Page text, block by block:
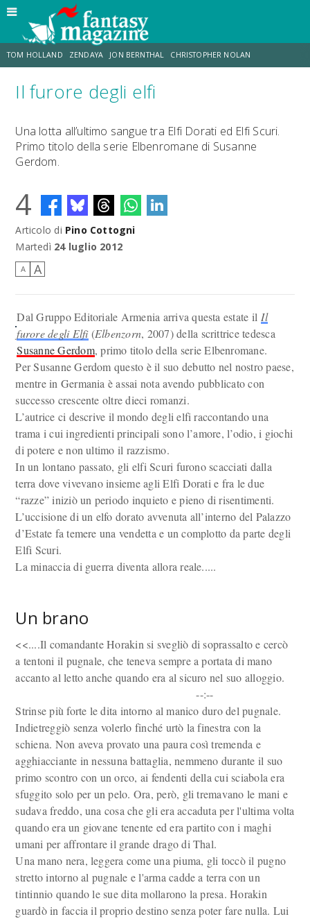
TOM HOLLAND ZENDAYA JON BERNTHAL CHRISTOPHER NOLAN
STRANIMONDI LUCCA COMICS & GAMES
DESTIN DANIEL CRETTON ERIK SOMMERS
Il furore degli elfi
Una lotta all’ultimo sangue tra Elfi Dorati ed Elfi Scuri.
Primo titolo della serie Elbenromane di Susanne
Gerdom.
4
Articolo di Pino Cottogni
Martedì 24 luglio 2012
A A
Dal Gruppo Editoriale Armenia arriva questa estate il Il
furore degli Elfi(Elbenzorn, 2007) della scrittrice tedesca
Susanne Gerdom, primo titolo della serie Elbenromane.
Per Susanne Gerdom questo è il suo debutto nel nostro paese,
mentre in Germania è assai nota avendo pubblicato con
successo crescente oltre dieci romanzi.
L’autrice ci descrive il mondo degli elfi raccontando una
trama i cui ingredienti principali sono l’amore, l’odio, i giochi
di potere e non ultimo il razzismo.
In un lontano passato, gli elfi Scuri furono scacciati dalla
terra dove vivevano insieme agli Elfi Dorati e fra le due
“razze” iniziò un periodo inquieto e pieno di risentimenti.
L’uccisione di un elfo dorato avvenuta all’interno del Palazzo
d’Estate fa temere una vendetta e un complotto da parte degli
Elfi Scuri.
La minaccia di guerra diventa allora reale.....
Un brano
<<....Il comandante Horakin si svegliò di soprassalto e cercò
a tentoni il pugnale, che teneva sempre a portata di mano
accanto al letto anche quando era al sicuro nel suo alloggio.
--:--
Strinse più forte le dita intorno al manico duro del pugnale.
Indietreggiò senza volerlo finché urtò la finestra con la
schiena. Non aveva provato una paura così tremenda e
agghiacciante in nessuna battaglia, nemmeno durante il suo
primo scontro con un orco, ai fendenti della cui sciabola era
sfuggito solo per un pelo. Ora, però, gli tremavano le mani e
sudava freddo, una cosa che gli era accaduta per l'ultima volta
quando era un giovane tenente ed era partito con i maghi
umani per affrontare il grande drago di Thal.
Una mano nera, leggera come una piuma, gli toccò il pugno
stretto intorno al pugnale e l'arma cadde a terra con un
tintinnio quando le sue dita mollarono la presa. Horakin
guardò in faccia il proprio destino senza poter fare nulla. Lui